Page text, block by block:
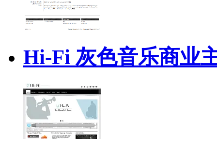
Hi-Fi 灰色音乐商业